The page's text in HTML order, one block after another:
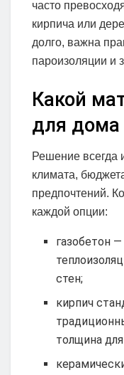
часто
кирпича или
долго, важна
пароизоляции и
Какой
для дома
Решение всегда
климата,
предпочтений.
каждой опции:
газобетон
стен;
кирпич
толщина